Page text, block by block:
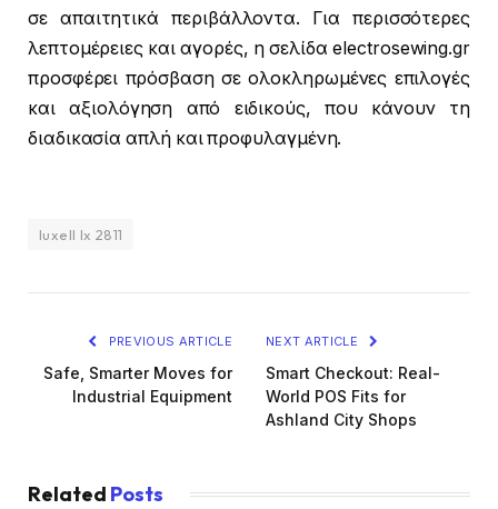
σε απαιτητικά περιβάλλοντα. Για περισσότερες
λεπτομέρειες και αγορές, η σελίδα electrosewing.gr
προσφέρει πρόσβαση σε ολοκληρωμένες επιλογές
και αξιολόγηση από ειδικούς, που κάνουν τη
διαδικασία απλή και προφυλαγμένη.
luxell lx 2811
PREVIOUS ARTICLE
Safe, Smarter Moves for
Industrial Equipment
NEXT ARTICLE
Smart Checkout: Real-
World POS Fits for
Ashland City Shops
Related Posts